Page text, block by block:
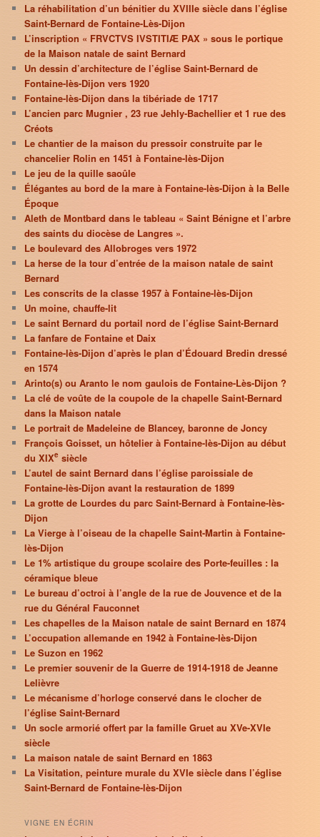
La réhabilitation d’un bénitier du XVIIIe siècle dans l’église
Saint-Bernard de Fontaine-Lès-Dijon
L’inscription « FRVCTVS IVSTITIÆ PAX » sous le portique
de la Maison natale de saint Bernard
Un dessin d’architecture de l’église Saint-Bernard de
Fontaine-lès-Dijon vers 1920
Fontaine-lès-Dijon dans la tibériade de 1717
L’ancien parc Mugnier , 23 rue Jehly-Bachellier et 1 rue des
Créots
Le chantier de la maison du pressoir construite par le
chancelier Rolin en 1451 à Fontaine-lès-Dijon
Le jeu de la quille saoûle
Élégantes au bord de la mare à Fontaine-lès-Dijon à la Belle
Époque
Aleth de Montbard dans le tableau « Saint Bénigne et l’arbre
des saints du diocèse de Langres ».
Le boulevard des Allobroges vers 1972
La herse de la tour d’entrée de la maison natale de saint
Bernard
Les conscrits de la classe 1957 à Fontaine-lès-Dijon
Un moine, chauffe-lit
Le saint Bernard du portail nord de l’église Saint-Bernard
La fanfare de Fontaine et Daix
Fontaine-lès-Dijon d’après le plan d’Édouard Bredin dressé
en 1574
Arinto(s) ou Aranto le nom gaulois de Fontaine-Lès-Dijon ?
La clé de voûte de la coupole de la chapelle Saint-Bernard
dans la Maison natale
Le portrait de Madeleine de Blancey, baronne de Joncy
François Goisset, un hôtelier à Fontaine-lès-Dijon au début
du XIXe siècle
L’autel de saint Bernard dans l’église paroissiale de
Fontaine-lès-Dijon avant la restauration de 1899
La grotte de Lourdes du parc Saint-Bernard à Fontaine-lès-
Dijon
La Vierge à l’oiseau de la chapelle Saint-Martin à Fontaine-
lès-Dijon
Le 1% artistique du groupe scolaire des Porte-feuilles : la
céramique bleue
Le bureau d’octroi à l’angle de la rue de Jouvence et de la
rue du Général Fauconnet
Les chapelles de la Maison natale de saint Bernard en 1874
L’occupation allemande en 1942 à Fontaine-lès-Dijon
Le Suzon en 1962
Le premier souvenir de la Guerre de 1914-1918 de Jeanne
Lelièvre
Le mécanisme d’horloge conservé dans le clocher de
l’église Saint-Bernard
Un socle armorié offert par la famille Gruet au XVe-XVIe
siècle
La maison natale de saint Bernard en 1863
La Visitation, peinture murale du XVIe siècle dans l’église
Saint-Bernard de Fontaine-lès-Dijon
VIGNE EN ÉCRIN